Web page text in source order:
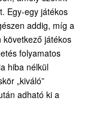
Egy-egy játékos
addig, míg a
játékos
folyamatos
hiba nélkül
„kiváló”
adható ki a